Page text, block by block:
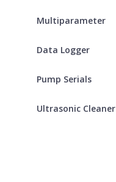
Multiparameter
Data Logger
Pump Serials
Ultrasonic Cleaner